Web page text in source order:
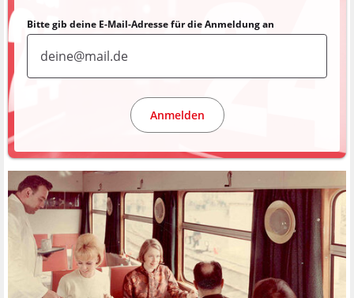
Bitte gib deine E-Mail-Adresse für die Anmeldung an
Anmelden